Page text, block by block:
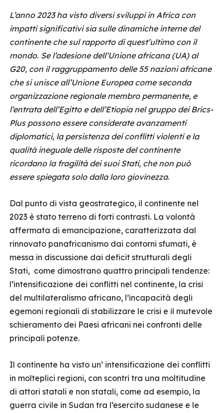
L’anno 2023 ha visto diversi sviluppi in Africa con
impatti significativi sia sulle dinamiche interne del
continente che sul rapporto di quest’ultimo con il
mondo. Se l’adesione dell’Unione africana (UA) al
G20, con il raggruppamento delle 55 nazioni africane
che si unisce all’Unione Europea come seconda
organizzazione regionale membro permanente, e
l’entrata dell’Egitto e dell’Etiopia nel gruppo dei Brics-
Plus possono essere considerate avanzamenti
diplomatici, la persistenza dei conflitti violenti e la
qualità ineguale delle risposte del continente
ricordano la fragilità dei suoi Stati, che non può
essere spiegata solo dalla loro giovinezza.
Dal punto di vista geostrategico, il continente nel
2023 è stato terreno di forti contrasti. La volontà
affermata di emancipazione, caratterizzata dal
rinnovato panafricanismo dai contorni sfumati, è
messa in discussione dai deficit strutturali degli
Stati, come dimostrano quattro principali tendenze:
l’intensificazione dei conflitti nel continente, la crisi
del multilateralismo africano, l’incapacità degli
egemoni regionali di stabilizzare le crisi e il mutevole
schieramento dei Paesi africani nei confronti delle
principali potenze.
Il continente ha visto un’ intensificazione dei conflitti
in molteplici regioni, con scontri tra una moltitudine
di attori statali e non statali, come ad esempio, la
guerra civile in Sudan tra l’esercito sudanese e le